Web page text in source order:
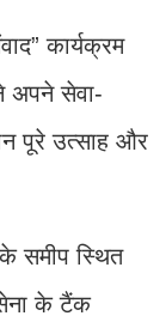
कार्यक्रम
अपने सेवा-
पूरे उत्साह और
समीप स्थित
सेना के टैंक